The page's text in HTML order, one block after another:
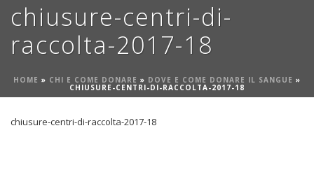
chiusure-centri-di-
raccolta-2017-18
HOME » CHI E COME DONARE » DOVE E COME DONARE IL SANGUE »
CHIUSURE-CENTRI-DI-RACCOLTA-2017-18
chiusure-centri-di-raccolta-2017-18